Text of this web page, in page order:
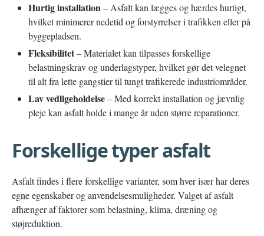
Hurtig installation– Asfalt kan lægges og hærdes hurtigt,
hvilket minimerer nedetid og forstyrrelser i trafikken eller på
byggepladsen.
Fleksibilitet– Materialet kan tilpasses forskellige
belastningskrav og underlagstyper, hvilket gør det velegnet
til alt fra lette gangstier til tungt trafikerede industriområder.
Lav vedligeholdelse– Med korrekt installation og jævnlig
pleje kan asfalt holde i mange år uden større reparationer.
Forskellige typer asfalt
Asfalt findes i flere forskellige varianter, som hver især har deres
egne egenskaber og anvendelsesmuligheder. Valget af asfalt
afhænger af faktorer som belastning, klima, dræning og
støjreduktion.